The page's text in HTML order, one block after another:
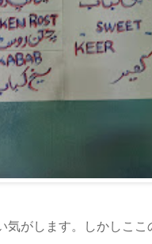
気がします。しかしここ